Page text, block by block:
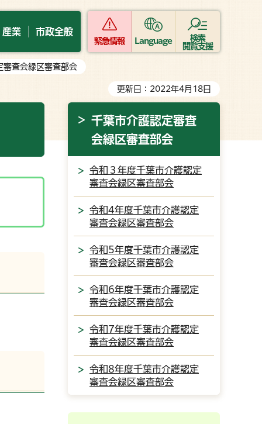
産業 市政全般
緊急情報 Language
検索
閲覧支援
審査会緑区審査部会
更新日：2022年4月18日
千葉市介護認定審査
会緑区審査部会
令和３年度千葉市介護認定
審査会緑区審査部会
令和4年度千葉市介護認定
審査会緑区審査部会
令和5年度千葉市介護認定
審査会緑区審査部会
令和6年度千葉市介護認定
審査会緑区審査部会
令和7年度千葉市介護認定
審査会緑区審査部会
令和8年度千葉市介護認定
審査会緑区審査部会